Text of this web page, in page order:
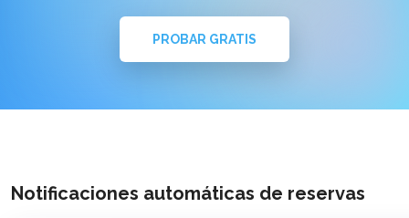
PROBAR GRATIS
Notificaciones automáticas de reservas